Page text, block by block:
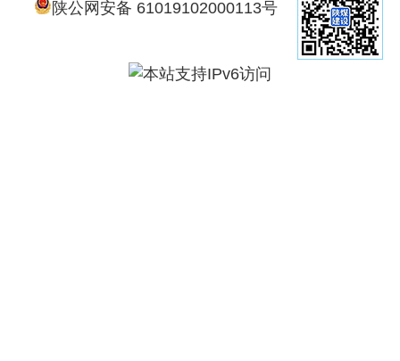
陕公网安备 61019102000113号